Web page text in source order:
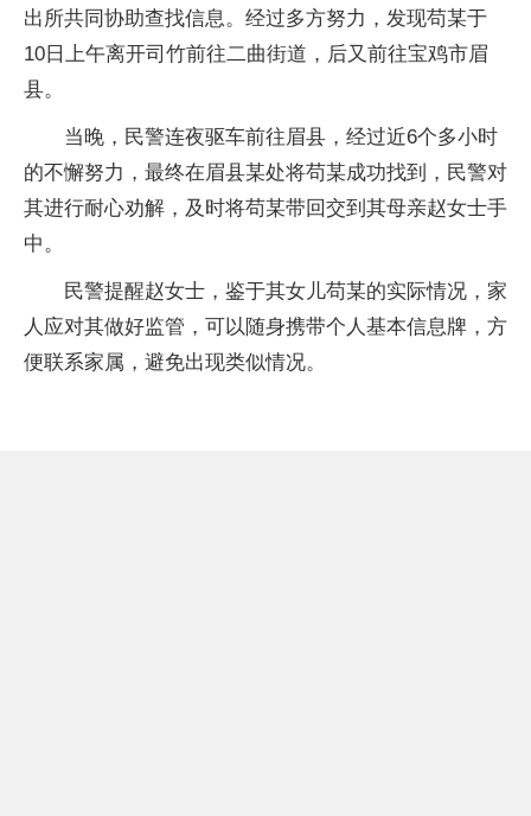
出所共同协助查找信息。经过多方努力，发现苟某于
10日上午离开司竹前往二曲街道，后又前往宝鸡市眉
县。
当晚，民警连夜驱车前往眉县，经过近6个多小时
的不懈努力，最终在眉县某处将苟某成功找到，民警对
其进行耐心劝解，及时将苟某带回交到其母亲赵女士手
中。
民警提醒赵女士，鉴于其女儿苟某的实际情况，家
人应对其做好监管，可以随身携带个人基本信息牌，方
便联系家属，避免出现类似情况。